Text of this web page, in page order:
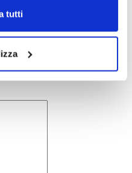
tutti